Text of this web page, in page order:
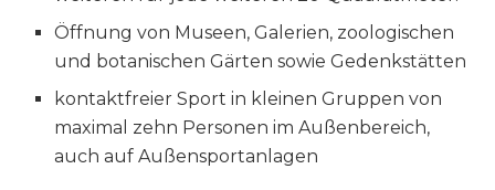
Öffnung von Museen, Galerien, zoologischen
und botanischen Gärten sowie Gedenkstätten
kontaktfreier Sport in kleinen Gruppen von
maximal zehn Personen im Außenbereich,
auch auf Außensportanlagen